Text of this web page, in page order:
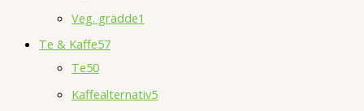
Veg. grädde1
Te & Kaffe57
Te50
Kaffealternativ5